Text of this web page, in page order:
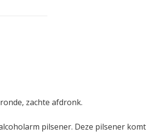
zachte afdronk.
pilsener. Deze pilsener komt